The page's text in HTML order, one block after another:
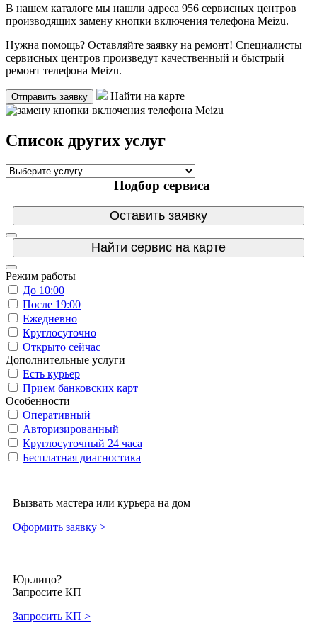
В нашем каталоге мы нашли адреса 956 сервисных центров
производящих замену кнопки включения телефона Meizu.
Нужна помощь? Оставляйте заявку на ремонт! Специалисты
сервисных центров произведут качественный и быстрый
ремонт телефона Meizu.
Отправить заявку Найти на карте
Список других услуг
Подбор сервиса
Оставить заявку
Найти сервис на карте
Режим работы
До 10:00
После 19:00
Ежедневно
Круглосуточно
Открыто сейчас
Дополнительные услуги
Есть курьер
Прием банковских карт
Особенности
Оперативный
Авторизированный
Круглосуточный 24 часа
Бесплатная диагностика
Вызвать мастера или курьера на дом
Оформить заявку >
Юр.лицо?
Запросите КП
Запросить КП >